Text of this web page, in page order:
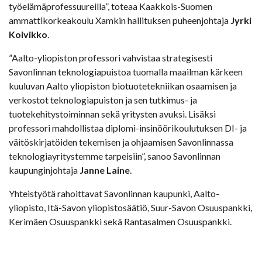
työelämäprofessuureilla”, toteaa Kaakkois-Suomen
ammattikorkeakoulu Xamkin hallituksen puheenjohtaja Jyrki
Koivikko.
”Aalto-yliopiston professori vahvistaa strategisesti
Savonlinnan teknologiapuistoa tuomalla maailman kärkeen
kuuluvan Aalto yliopiston biotuotetekniikan osaamisen ja
verkostot teknologiapuiston ja sen tutkimus- ja
tuotekehitystoiminnan sekä yritysten avuksi. Lisäksi
professori mahdollistaa diplomi-insinöörikoulutuksen DI- ja
väitöskirjatöiden tekemisen ja ohjaamisen Savonlinnassa
teknologiayritystemme tarpeisiin”, sanoo Savonlinnan
kaupunginjohtaja Janne Laine.
Yhteistyötä rahoittavat Savonlinnan kaupunki, Aalto-
yliopisto, Itä-Savon yliopistosäätiö, Suur-Savon Osuuspankki,
Kerimäen Osuuspankki sekä Rantasalmen Osuuspankki.